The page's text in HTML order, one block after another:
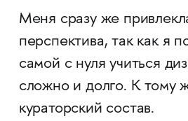
Меня сразу же
перспектива, так как я
самой с нуля учиться
сложно и долго. К тому
кураторский состав.